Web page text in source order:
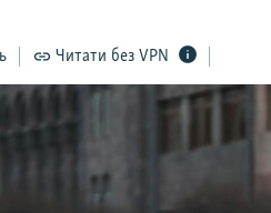
Читати без VPN